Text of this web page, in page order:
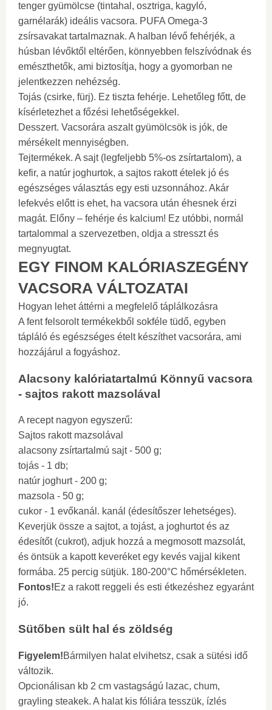
tenger gyümölcse (tintahal, osztriga, kagyló,
garnélarák) ideális vacsora. PUFA Omega-3
zsírsavakat tartalmaznak. A halban lévő fehérjék, a
húsban lévőktől eltérően, könnyebben felszívódnak és
emészthetők, ami biztosítja, hogy a gyomorban ne
jelentkezzen nehézség.
Tojás (csirke, fürj). Ez tiszta fehérje. Lehetőleg főtt, de
kísérletezhet a főzési lehetőségekkel.
Desszert. Vacsorára aszalt gyümölcsök is jók, de
mérsékelt mennyiségben.
Tejtermékek. A sajt (legfeljebb 5%-os zsírtartalom), a
kefir, a natúr joghurtok, a sajtos rakott ételek jó és
egészséges választás egy esti uzsonnához. Akár
lefekvés előtt is ehet, ha vacsora után éhesnek érzi
magát. Előny – fehérje és kalcium! Ez utóbbi, normál
tartalommal a szervezetben, oldja a stresszt és
megnyugtat.
EGY FINOM KALÓRIASZEGÉNY
VACSORA VÁLTOZATAI
Hogyan lehet áttérni a megfelelő táplálkozásra
A fent felsorolt ​​termékekből sokféle tüdő, egyben
tápláló és egészséges ételt készíthet vacsorára, ami
hozzájárul a fogyáshoz.
Alacsony kalóriatartalmú Könnyű vacsora
- sajtos rakott mazsolával
A recept nagyon egyszerű:
Sajtos rakott mazsolával
alacsony zsírtartalmú sajt - 500 g;
tojás - 1 db;
natúr joghurt - 200 g;
mazsola - 50 g;
cukor - 1 evőkanál. kanál (édesítőszer lehetséges).
Keverjük össze a sajtot, a tojást, a joghurtot és az
édesítőt (cukrot), adjuk hozzá a megmosott mazsolát,
és öntsük a kapott keveréket egy kevés vajjal kikent
formába. 25 percig sütjük. 180-200°C hőmérsékleten.
Fontos!Ez a rakott reggeli és esti étkezéshez egyaránt
jó.
Sütőben sült hal és zöldség
Figyelem!Bármilyen halat elvihetsz, csak a sütési idő
változik.
Opcionálisan kb 2 cm vastagságú lazac, chum,
grayling steakek. A halat kis fóliára tesszük, ízlés